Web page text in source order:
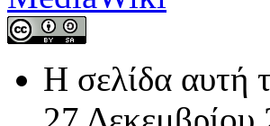
Η σελίδα αυτή